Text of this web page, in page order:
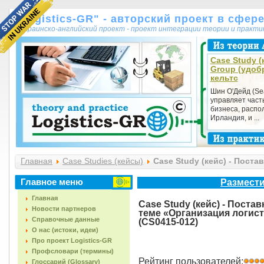
"Logistics-GR" - авторский проект в
украинско-английский проект - проект интеграции теории и
Case Study
Group
кельтс
Шин О'Дейд
управляет
бизнеса,
Ирландия, и ...
Главная Case Studies (кейсы)
Case Study (кейс) -
деятельности в компании») (CS0415-012)
Главное меню
Главная
Новости партнеров
Справочные данные
О нас (истоки, идеи)
Про проект Logistics-GR
Профсловари (термины)
Глоссарий (Glossary)
Case Study (кейс) -
теме «Организация
(CS0415-012)
Рейтинг пользователей: